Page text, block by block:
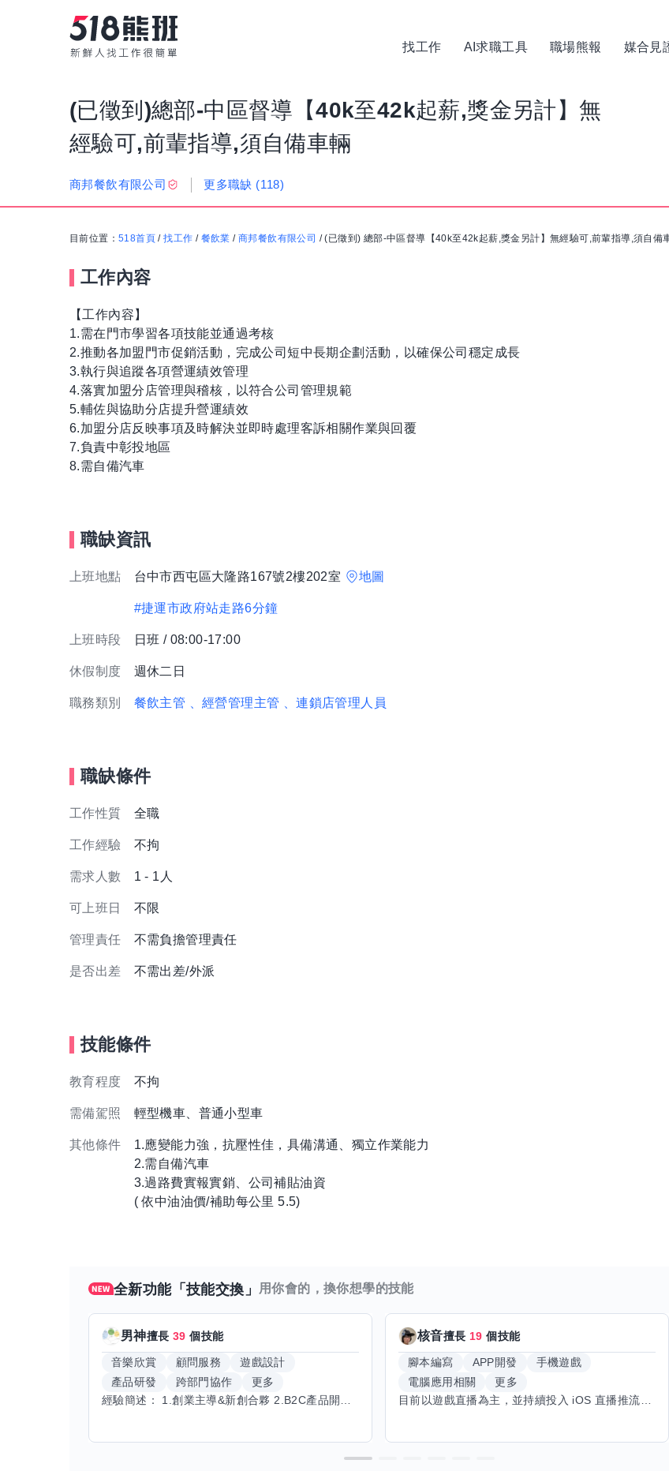
找工作 AI求職工具 職場熊報 媒合見
(已徵到)總部-中區督導【40k至42k起薪,獎金另計】無
經驗可,前輩指導,須自備車輛
商邦餐飲有限公司 更多職缺 (118)
目前位置： 518首頁 /找工作 / 餐飲業 /商邦餐飲有限公司 /(已徵到) 總部-中區督導【40k至42k起薪,獎金另計】無經驗可,前輩指導,須自備
工作內容
【工作內容】
1.需在門市學習各項技能並通過考核
2.推動各加盟門市促銷活動，完成公司短中長期企劃活動，以確保公司穩定成長
3.執行與追蹤各項營運績效管理
4.落實加盟分店管理與稽核，以符合公司管理規範
5.輔佐與協助分店提升營運績效
6.加盟分店反映事項及時解決並即時處理客訴相關作業與回覆
7.負責中彰投地區
8.需自備汽車
職缺資訊
上班地點 台中市西屯區大隆路167號2樓202室 地圖
#捷運市政府站走路6分鐘
上班時段 日班 / 08:00-17:00
休假制度 週休二日
職務類別 餐飲主管 、經營管理主管 、連鎖店管理人員
職缺條件
工作性質 全職
工作經驗 不拘
需求人數 1 - 1人
可上班日 不限
管理責任 不需負擔管理責任
是否出差 不需出差/外派
技能條件
教育程度 不拘
需備駕照 輕型機車、普通小型車
其他條件
1.應變能力強，抗壓性佳，具備溝通、獨立作業能力
2.需自備汽車
3.過路費實報實銷、公司補貼油資
( 依中油油價/補助每公里 5.5)
全新功能「技能交換」 用你會的，換你想學的技能
男神擅長39 個技能
音樂欣賞 顧問服務
遊戲設計
產品研發
跨部門協作
更多
經驗簡述： 1.創業主導&新創合夥 2.B2C產品開發運營一條龍 3.AI應用開發與量化研究新創 標籤話題都可以聊，開放交流 找尋共同創業機會，亦歡迎新創收編
核音擅長 19 個技能
腳本編寫 APP開發
手機遊戲
電腦應用相關
更多
目前以遊戲直播為主，並持續投入 iOS 直播推流應用開發。對直播技術、影音串流、AI 應用、內容創作與產品設計有濃厚興趣，平時透過實作累積開發經驗，也持續學習 Godot 遊戲開發、影音剪輯、音樂創作與編曲等相關技術。 希望透過技能交換認識不同背景的夥伴，一起交流開發經驗、Side Project、AI 工作流程、內容創作與職涯發展。如果你也對程式開發、直播技術、設計、美術、Cosplay、造型、化妝、攝影、影音製作、音樂創作等領域有興趣，都很歡迎交流，彼此分享經驗、互相學習，一起成長。